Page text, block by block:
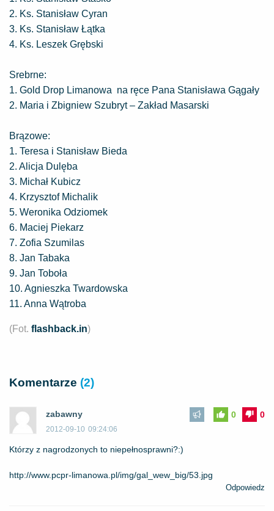
2. Ks. Stanisław Cyran
3. Ks. Stanisław Łątka
4. Ks. Leszek Grębski
Srebrne:
1. Gold Drop Limanowa na ręce Pana Stanisława Gągały
2. Maria i Zbigniew Szubryt – Zakład Masarski
Brązowe:
1. Teresa i Stanisław Bieda
2. Alicja Dulęba
3. Michał Kubicz
4. Krzysztof Michalik
5. Weronika Odziomek
6. Maciej Piekarz
7. Zofia Szumilas
8. Jan Tabaka
9. Jan Toboła
10. Agnieszka Twardowska
11. Anna Wątroba
(Fot. flashback.in)
Komentarze (2)
zabawny
2012-09-10 09:24:06
0
0
Którzy z nagrodzonych to niepełnosprawni?:)
http://www.pcpr-limanowa.pl/img/gal_wew_big/53.jpg
Odpowiedz